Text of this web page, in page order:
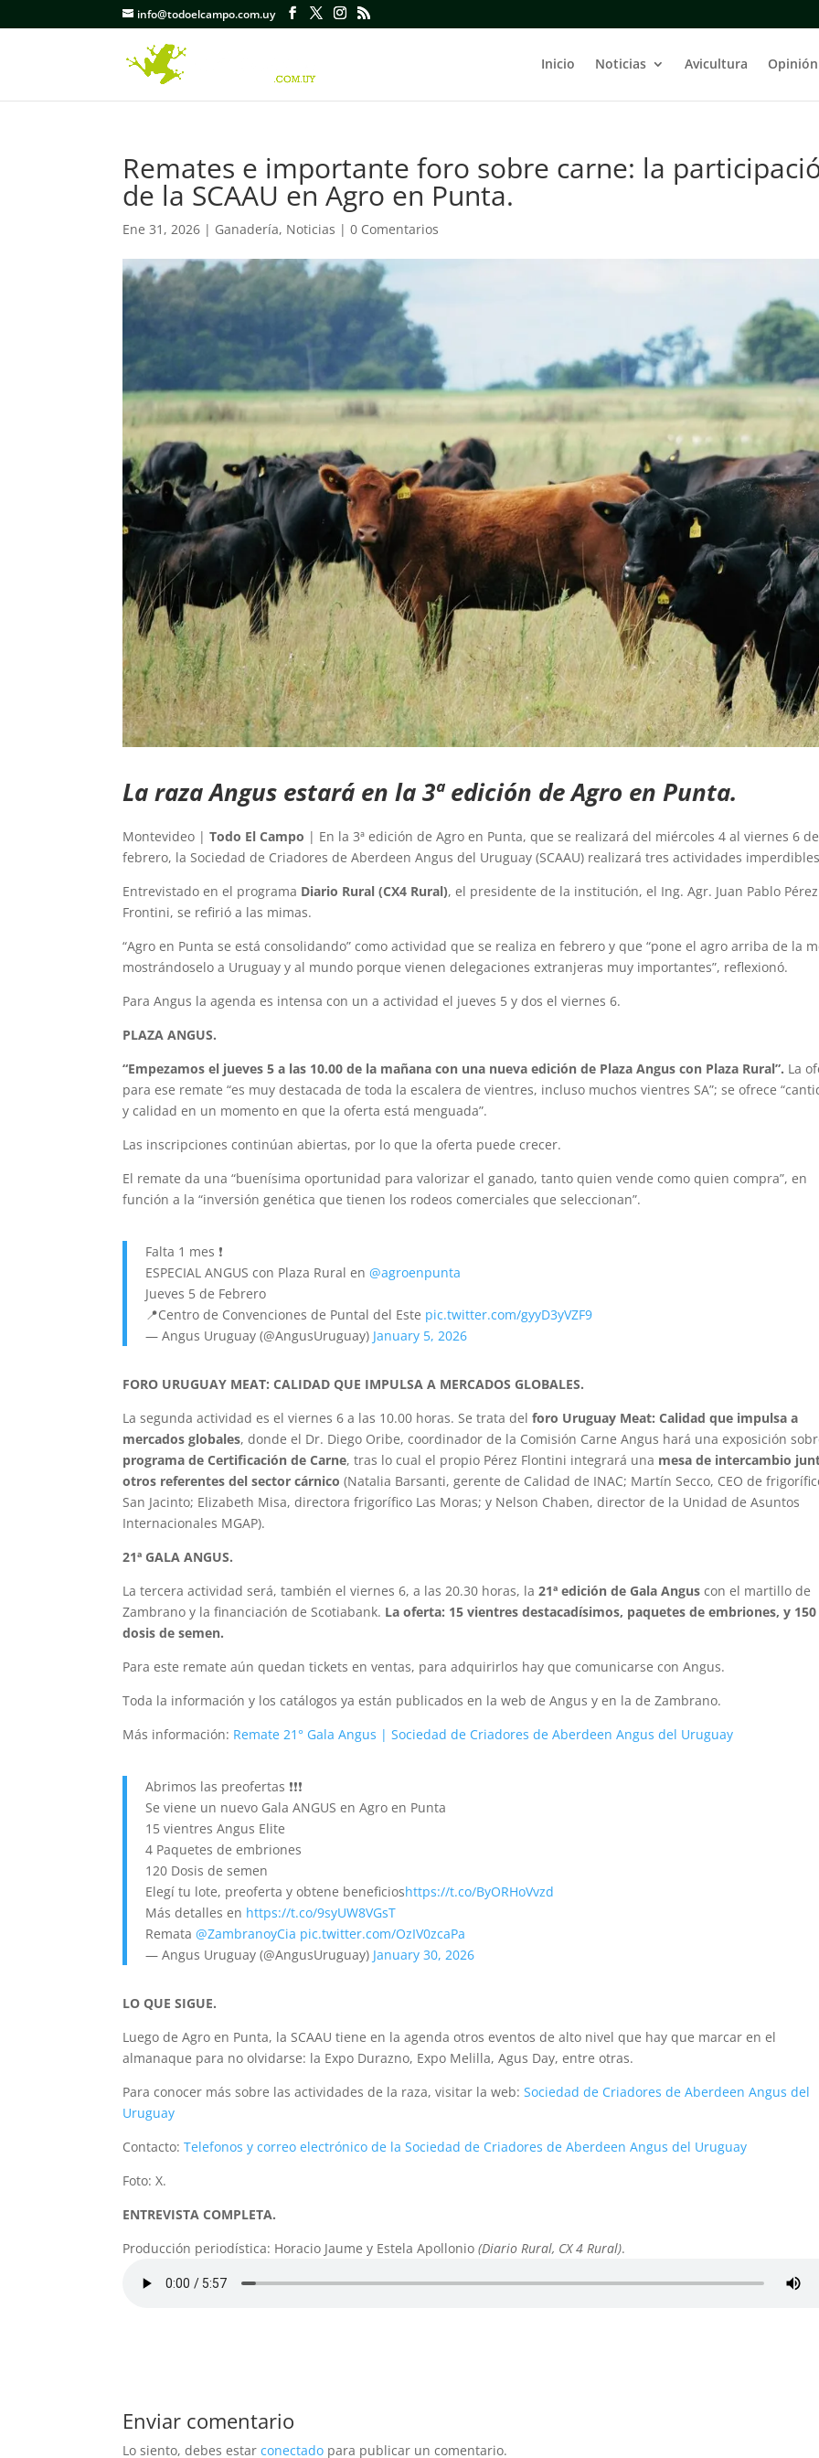
info@todoelcampo.com.uy
Inicio Noticias Avicultura Opinión
Remates e importante foro sobre carne: la
de la SCAAU en Agro en Punta.
Ene 31, 2026 | Ganadería, Noticias |0 Comentarios
La raza Angus estará en la 3ª edición de Agro en Punta.
Montevideo |Todo El Campo | En la 3ª edición de Agro en Punta, que se realizará del miércoles 4 al viernes 6 de
febrero, la Sociedad de Criadores de Aberdeen Angus del Uruguay (SCAAU) realizará tres actividades
Entrevistado en el programa Diario Rural (CX4 Rural), el presidente de la institución, el Ing. Agr. Juan Pablo Pérez
Frontini, se refirió a las mimas.
“Agro en Punta se está consolidando” como actividad que se realiza en febrero y que “pone el agro arriba de la
mostrándoselo a Uruguay y al mundo porque vienen delegaciones extranjeras muy importantes”, reflexionó.
Para Angus la agenda es intensa con un a actividad el jueves 5 y dos el viernes 6.
PLAZA ANGUS.
“Empezamos el jueves 5 a las 10.00 de la mañana con una nueva edición de Plaza Angus con Plaza Rural”. La
para ese remate “es muy destacada de toda la escalera de vientres, incluso muchos vientres SA”; se ofrece
y calidad en un momento en que la oferta está menguada”.
Las inscripciones continúan abiertas, por lo que la oferta puede crecer.
El remate da una “buenísima oportunidad para valorizar el ganado, tanto quien vende como quien compra”, en
función a la “inversión genética que tienen los rodeos comerciales que seleccionan”.
Falta 1 mes ❗
ESPECIAL ANGUS con Plaza Rural en@agroenpunta
Jueves 5 de Febrero
📍Centro de Convenciones de Puntal del Este pic.twitter.com/gyyD3yVZF9
— Angus Uruguay (@AngusUruguay) January 5, 2026
FORO URUGUAY MEAT: CALIDAD QUE IMPULSA A MERCADOS GLOBALES.
La segunda actividad es el viernes 6 a las 10.00 horas. Se trata delforo Uruguay Meat: Calidad que impulsa a
mercados globales, donde el Dr. Diego Oribe, coordinador de la Comisión Carne Angus hará una exposición
programa de Certificación de Carne, tras lo cual el propio Pérez Flontini integrará una mesa de intercambio
otros referentes del sector cárnico (Natalia Barsanti, gerente de Calidad de INAC; Martín Secco, CEO de
San Jacinto; Elizabeth Misa, directora frigorífico Las Moras; y Nelson Chaben, director de la Unidad de Asuntos
Internacionales MGAP).
21ª GALA ANGUS.
La tercera actividad será, también el viernes 6, a las 20.30 horas, la21ª edición de Gala Angus con el martillo de
Zambrano y la financiación de Scotiabank. La oferta: 15 vientres destacadísimos, paquetes de embriones, y 150
dosis de semen.
Para este remate aún quedan tickets en ventas, para adquirirlos hay que comunicarse con Angus.
Toda la información y los catálogos ya están publicados en la web de Angus y en la de Zambrano.
Más información: Remate 21° Gala Angus | Sociedad de Criadores de Aberdeen Angus del Uruguay
Abrimos las preofertas ❗️❗️❗️
Se viene un nuevo Gala ANGUS en Agro en Punta
15 vientres Angus Elite
4 Paquetes de embriones
120 Dosis de semen
Elegí tu lote, preoferta y obtene beneficioshttps://t.co/ByORHoVvzd
Más detalles en https://t.co/9syUW8VGsT
Remata@ZambranoyCia pic.twitter.com/OzIV0zcaPa
— Angus Uruguay (@AngusUruguay) January 30, 2026
LO QUE SIGUE.
Luego de Agro en Punta, la SCAAU tiene en la agenda otros eventos de alto nivel que hay que marcar en el
almanaque para no olvidarse: la Expo Durazno, Expo Melilla, Agus Day, entre otras.
Para conocer más sobre las actividades de la raza, visitar la web:Sociedad de Criadores de Aberdeen Angus del
Uruguay
Contacto:Telefonos y correo electrónico de la Sociedad de Criadores de Aberdeen Angus del Uruguay
Foto: X.
ENTREVISTA COMPLETA.
Producción periodística: Horacio Jaume y Estela Apollonio(Diario Rural, CX 4 Rural).
Enviar comentario
Lo siento, debes estarconectado para publicar un comentario.